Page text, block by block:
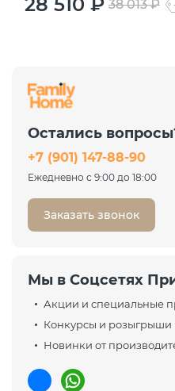
38 013 ₽
Остались
+7 (901) 147-88-90
Ежедневно с 9:00 до 18:00
Заказать звонок
Мы в Соцсетях
Акции и специальные
Конкурсы и розыгрыши
Новинки от